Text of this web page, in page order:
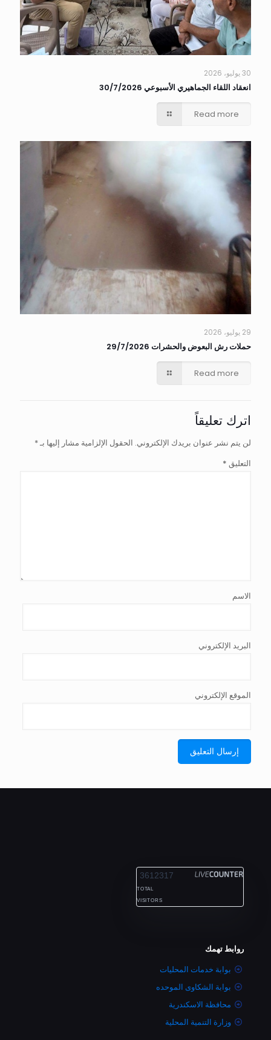
30 يوليو، 2026
انعقاد اللقاء الجماهيري الأسبوعي 30/7/2026
Read more
29 يوليو، 2026
حملات رش البعوض والحشرات 29/7/2026
Read more
اترك تعليقاً
لن يتم نشر عنوان بريدك الإلكتروني. الحقول الإلزامية مشار إليها بـ*
التعليق *
الاسم
البريد الإلكتروني
الموقع الإلكتروني
3612317
TOTAL
VISITORS
روابط تهمك
بوابة خدمات المحليات
بوابة الشكاوى الموحده
محافظة الاسكندرية
وزارة التنمية المحلية